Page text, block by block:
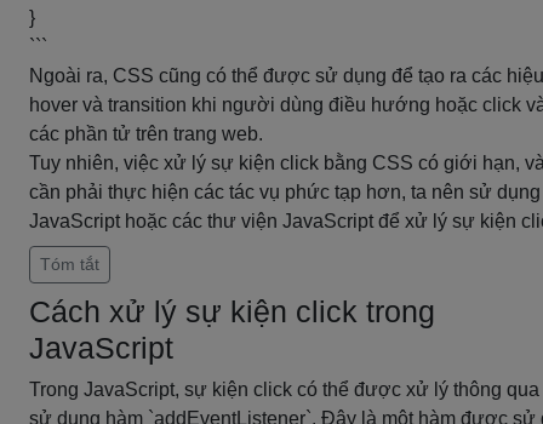
}
```
Ngoài ra, CSS cũng có thể được sử dụng để tạo ra các
hover và transition khi người dùng điều hướng hoặc click
các phần tử trên trang web.
Tuy nhiên, việc xử lý sự kiện click bằng CSS có giới hạn,
cần phải thực hiện các tác vụ phức tạp hơn, ta nên sử dụng
JavaScript hoặc các thư viện JavaScript để xử lý sự kiện
Tóm tắt
Cách xử lý sự kiện click trong
JavaScript
Trong JavaScript, sự kiện click có thể được xử lý thông qua
sử dụng hàm `addEventListener`. Đây là một hàm được sử